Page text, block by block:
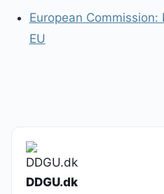
European
EU
DDGU.dk